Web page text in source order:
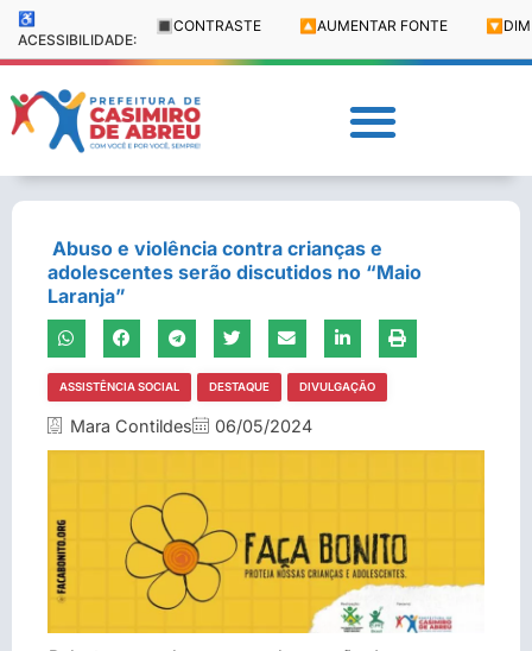
♿
ACESSIBILIDADE:
🔳 CONTRASTE 🔼 AUMENTAR FONTE 🔽
Abuso e violência contra crianças e
adolescentes serão discutidos no “Maio
Laranja”
ASSISTÊNCIA SOCIAL DESTAQUE DIVULGAÇÃO
Mara Contildes 06/05/2024